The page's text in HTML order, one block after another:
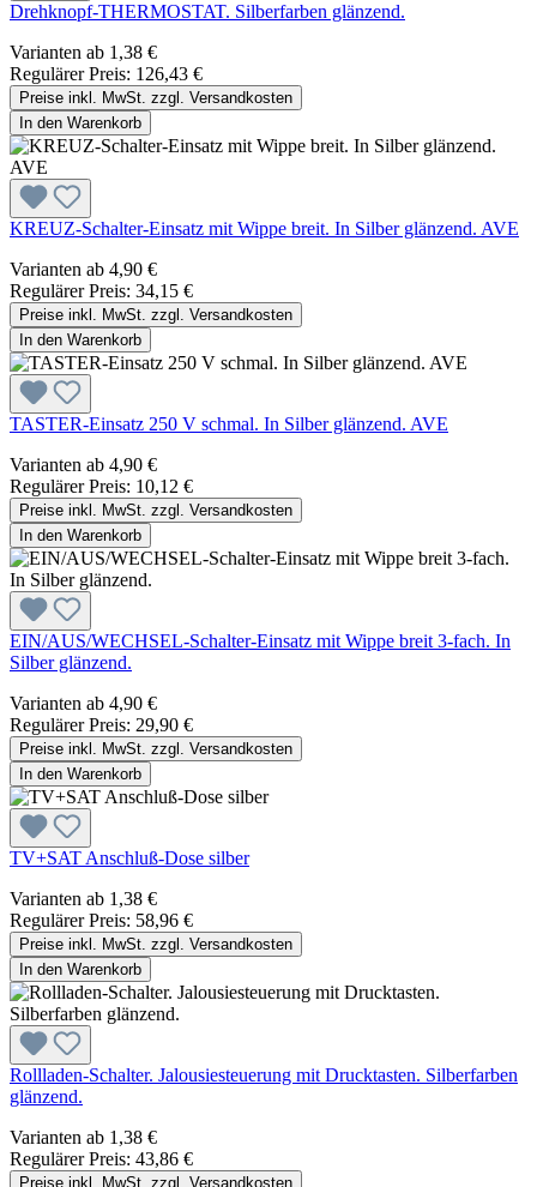
Drehknopf-THERMOSTAT. Silberfarben glänzend.
Varianten ab 1,38 €
Regulärer Preis: 126,43 €
Preise inkl. MwSt. zzgl. Versandkosten
In den Warenkorb
KREUZ-Schalter-Einsatz mit Wippe breit. In Silber glänzend. AVE
Varianten ab 4,90 €
Regulärer Preis: 34,15 €
Preise inkl. MwSt. zzgl. Versandkosten
In den Warenkorb
TASTER-Einsatz 250 V schmal. In Silber glänzend. AVE
Varianten ab 4,90 €
Regulärer Preis: 10,12 €
Preise inkl. MwSt. zzgl. Versandkosten
In den Warenkorb
EIN/AUS/WECHSEL-Schalter-Einsatz mit Wippe breit 3-fach. In
Silber glänzend.
Varianten ab 4,90 €
Regulärer Preis: 29,90 €
Preise inkl. MwSt. zzgl. Versandkosten
In den Warenkorb
TV+SAT Anschluß-Dose silber
Varianten ab 1,38 €
Regulärer Preis: 58,96 €
Preise inkl. MwSt. zzgl. Versandkosten
In den Warenkorb
Rollladen-Schalter. Jalousiesteuerung mit Drucktasten. Silberfarben
glänzend.
Varianten ab 1,38 €
Regulärer Preis: 43,86 €
Preise inkl. MwSt. zzgl. Versandkosten